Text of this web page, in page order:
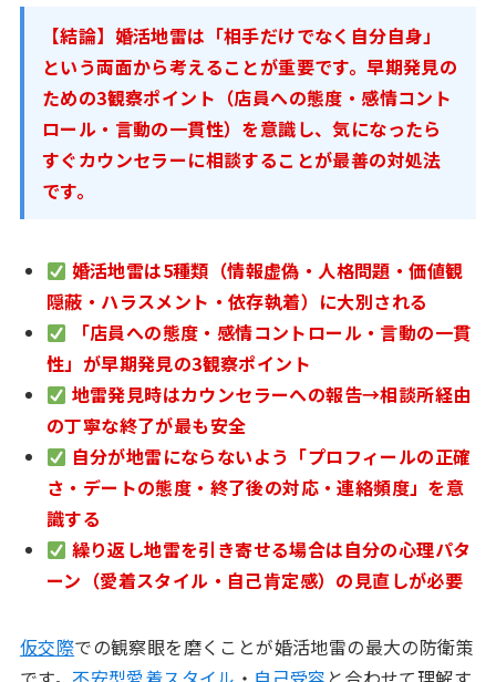
【結論】婚活地雷は「相手だけでなく自分自身」
という両面から考えることが重要です。早期発見の
ための3観察ポイント（店員への態度・感情コント
ロール・言動の一貫性）を意識し、気になったら
すぐカウンセラーに相談することが最善の対処法
です。
婚活地雷は5種類（情報虚偽・人格問題・価値観
隠蔽・ハラスメント・依存執着）に大別される
「店員への態度・感情コントロール・言動の一貫
性」が早期発見の3観察ポイント
地雷発見時はカウンセラーへの報告→相談所経由
の丁寧な終了が最も安全
自分が地雷にならないよう「プロフィールの正確
さ・デートの態度・終了後の対応・連絡頻度」を意
識する
繰り返し地雷を引き寄せる場合は自分の心理パタ
ーン（愛着スタイル・自己肯定感）の見直しが必要
仮交際での観察眼を磨くことが婚活地雷の最大の防衛策